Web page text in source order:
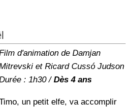
d'animation de Damjan
et Ricard Cussó Judson
: 1h30 /Dès 4 ans
un petit elfe, va accomplir